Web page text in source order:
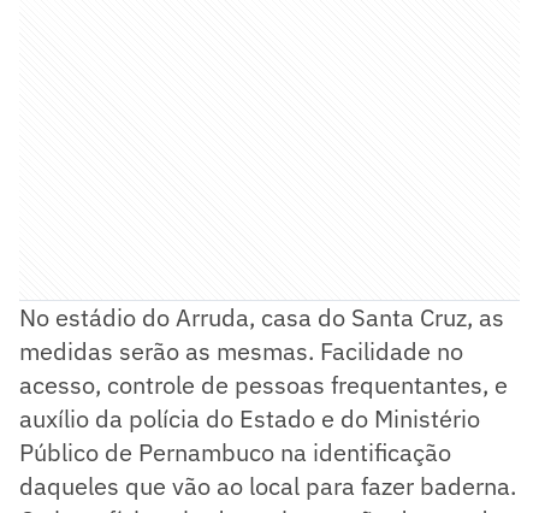
No estádio do Arruda, casa do Santa Cruz, as
medidas serão as mesmas. Facilidade no
acesso, controle de pessoas frequentantes, e
auxílio da polícia do Estado e do Ministério
Público de Pernambuco na identificação
daqueles que vão ao local para fazer baderna.